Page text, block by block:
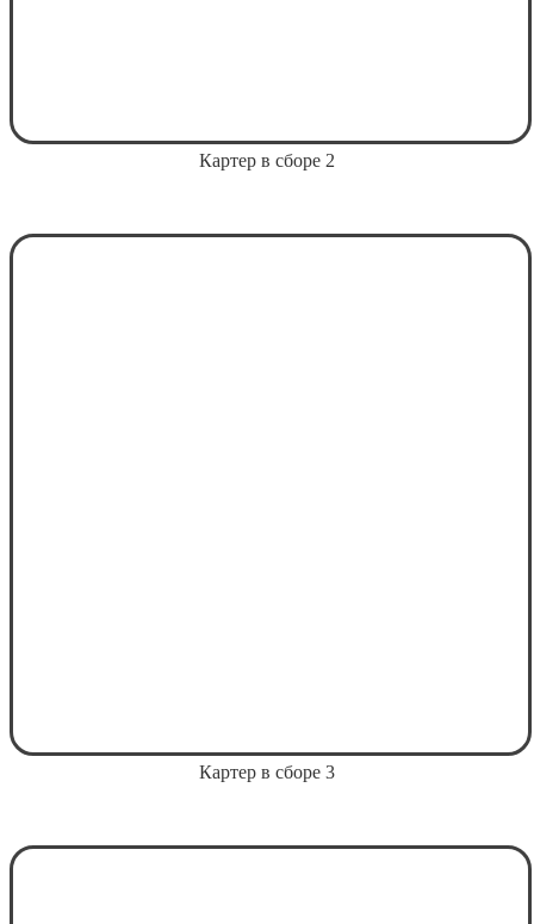
Картер в сборе 2
Картер в сборе 3